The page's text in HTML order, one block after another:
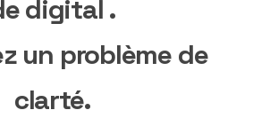
digital .
un problème de
clarté.